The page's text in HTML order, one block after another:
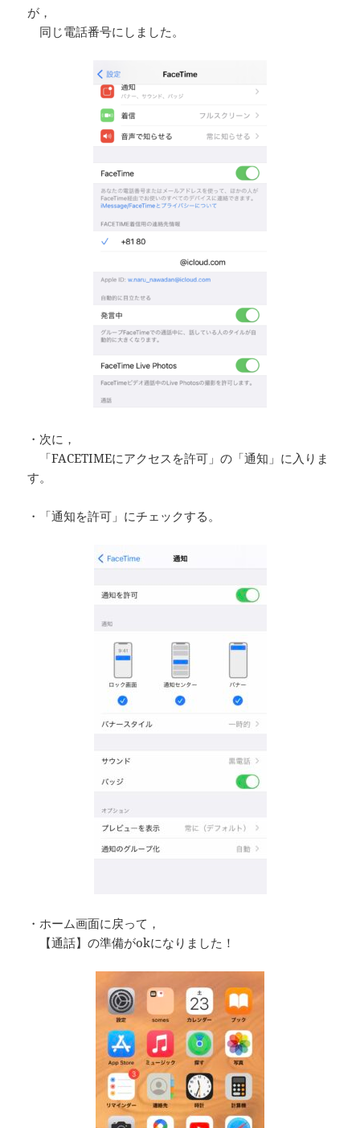
が，
同じ電話番号にしました。
・次に，
「FACETIMEにアクセスを許可」の「通知」に入りま
す。
・「通知を許可」にチェックする。
・ホーム画面に戻って，
【通話】の準備がokになりました！